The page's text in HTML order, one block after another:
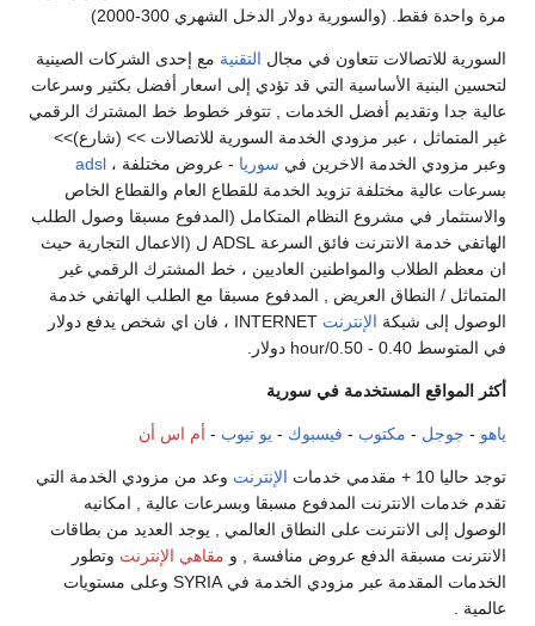
مرة واحدة فقط. (والسورية دولار الدخل الشهري 300-2000)
السورية للاتصالات تتعاون في مجال التقنية مع إحدى الشركات الصينية
لتحسين البنية الأساسية التي قد تؤدي إلى اسعار أفضل بكثير وسرعات
عالية جدا وتقديم أفضل الخدمات , تتوفر خطوط خط المشترك الرقمي
غير المتماثل ، عبر مزودي الخدمة السورية للاتصالات >> (شارع)>>
وعبر مزودي الخدمة الاخرين في سوريا - عروض مختلفة ، adsl
بسرعات عالية مختلفة تزويد الخدمة للقطاع العام والقطاع الخاص
والاستثمار في مشروع النظام المتكامل (المدفوع مسبقا وصول الطلب
الهاتفي خدمة الانترنت فائق السرعة ADSL ل (الاعمال التجارية حيث
ان معظم الطلاب والمواطنين العاديين ، خط المشترك الرقمي غير
المتماثل / النطاق العريض , المدفوع مسبقا مع الطلب الهاتفي خدمة
الوصول إلى شبكة الإنترنت
INTERNET ، فان اي شخص يدفع دولار
في المتوسط 0.40 - 0.50/hour دولار.
أكثر المواقع المستخدمة في سورية
ياهو - جوجل - مكتوب - فيسبوك - يو تيوب - أم اس أن
توجد حاليا 10 + مقدمي خدمات الإنترنت وعد من مزودي الخدمة التي
تقدم خدمات الانترنت المدفوع مسبقا وبسرعات عالية , امكانيه
الوصول إلى الانترنت على النطاق العالمي , يوجد العديد من بطاقات
الانترنت مسبقة الدفع عروض منافسة , و مقاهي الإنترنت وتطور
الخدمات المقدمة عبر مزودي الخدمة في SYRIA وعلى مستويات
عالمية .